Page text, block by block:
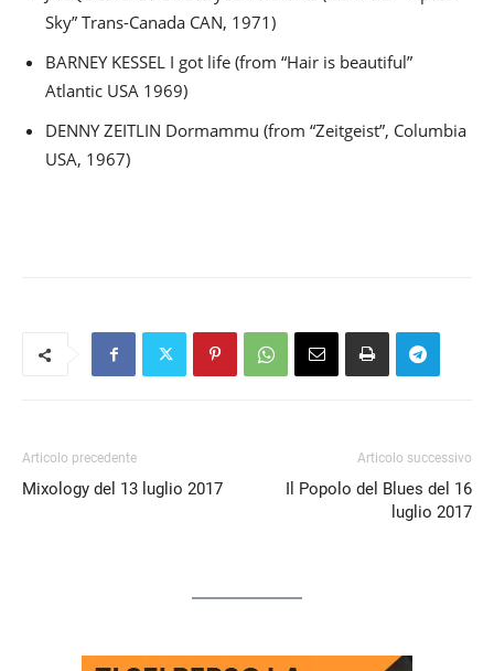
Sky” Trans-Canada CAN, 1971)
BARNEY KESSEL I got life (from “Hair is beautiful”
Atlantic USA 1969)
DENNY ZEITLIN Dormammu (from “Zeitgeist”, Columbia
USA, 1967)
Articolo precedente
Mixology del 13 luglio 2017
Articolo successivo
Il Popolo del Blues del 16
luglio 2017